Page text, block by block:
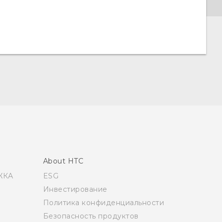
About HTC
ESG
Инвестирование
Политика конфиденциальности
Безопасность продуктов